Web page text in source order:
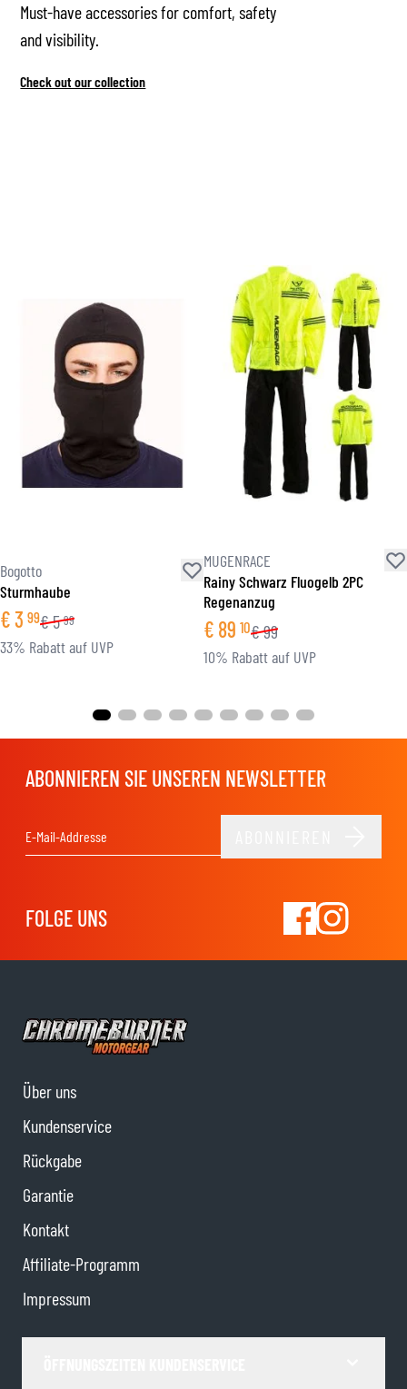
Must-have accessories for comfort, safety
and visibility.
Check out our collection
Bogotto
Sturmhaube
€3 99€5 99
33% Rabatt auf UVP
MUGENRACE
Rainy Schwarz Fluogelb 2PC
Regenanzug
€ 89 10€99
10% Rabatt auf UVP
ABONNIEREN SIE UNSEREN NEWSLETTER
FOLGE UNS
Über uns
Kundenservice
Rückgabe
Garantie
Kontakt
Affiliate-Programm
Impressum